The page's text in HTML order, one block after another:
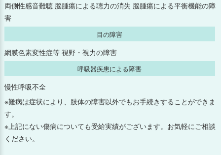
2024年7月
2024年5月
2024年3月
2024年2月
両側性感音難聴 脳腫瘍による聴力の消失 脳腫瘍による平衡機能の障
害
目の障害
網膜色素変性症等 視野・視力の障害
呼吸器疾患による障害
慢性呼吸不全
※難病は症状により、肢体の障害以外でもお手続きすることができま
す。
※上記にない傷病についても受給実績がございます。お気軽にご相談
ください。